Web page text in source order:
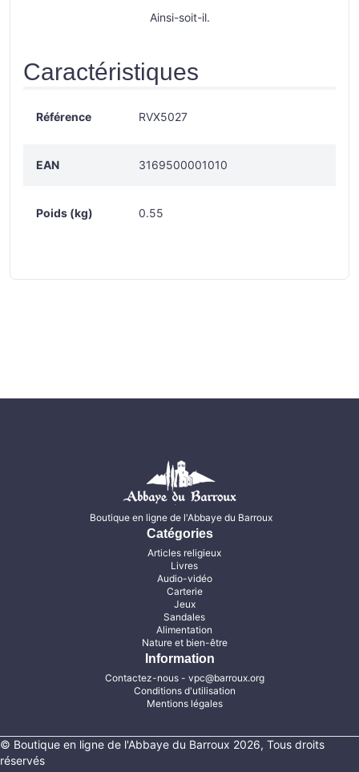
Ainsi-soit-il.
Caractéristiques
Référence RVX5027
EAN 3169500001010
Poids (kg) 0.55
Boutique en ligne de l'Abbaye du Barroux
Catégories
Articles religieux
Livres
Audio-vidéo
Carterie
Jeux
Sandales
Alimentation
Nature et bien-être
Information
Contactez-nous- vpc@barroux.org
Conditions d'utilisation
Mentions légales
© Boutique en ligne de l'Abbaye du Barroux 2026, Tous droits
réservés